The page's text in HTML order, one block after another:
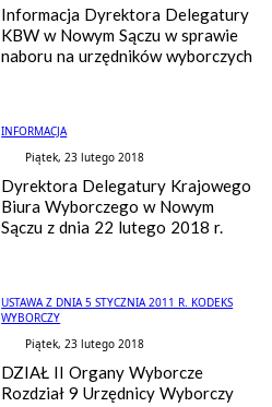
Informacja Dyrektora Delegatury
KBW w Nowym Sączu w sprawie
naboru na urzędników wyborczych
INFORMACJA
Piątek, 23 lutego 2018
Dyrektora Delegatury Krajowego
Biura Wyborczego w Nowym
Sączu z dnia 22 lutego 2018 r.
USTAWA Z DNIA 5 STYCZNIA 2011 R. KODEKS
WYBORCZY
Piątek, 23 lutego 2018
DZIAŁ II Organy Wyborcze
Rozdział 9 Urzędnicy Wyborczy